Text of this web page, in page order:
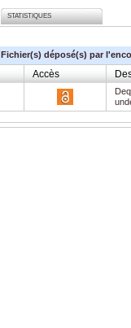
STATISTIQUES
Fichier(s) déposé(s) par
Accès